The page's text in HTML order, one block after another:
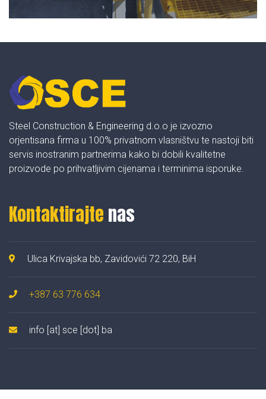
Steel Construction & Engineering d.o.o je izvozno
orjentisana firma u 100% privatnom vlasništvu te nastoji biti
servis inostranim partnerima kako bi dobili kvalitetne
proizvode po prihvatljivim cijenama i terminima isporuke.
Kontaktirajte nas
Ulica Krivajska bb, Zavidovići 72 220, BiH
+387 63 776 634
info [at] sce [dot] ba